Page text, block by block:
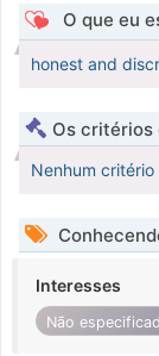
O que eu
honest and
Os critérios
Nenhum
Interesses
Não